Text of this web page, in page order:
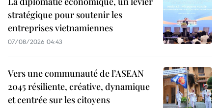
stratégique pour soutenir les
entreprises vietnamiennes
07/08/2026 04:43
Vers une communauté de l’ASEAN
2045 résiliente, créative, dynamique
et centrée sur les citoyens